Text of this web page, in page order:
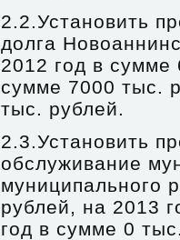
2.2.Установить
долга
2012 год в сумме
сумме 7000 тыс.
тыс. рублей.
2.3.Установить
обслуживание
муниципального
рублей, на 2013
год в сумме 0